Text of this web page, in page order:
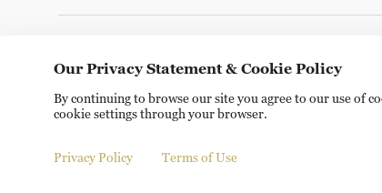
Copyright © 2024 CGTN. 京ICP备20000184号
Our Privacy Statement & Cookie Policy
By continuing to browse our site you agree to our use of
cookie settings through your browser.
Privacy Policy Terms of Use